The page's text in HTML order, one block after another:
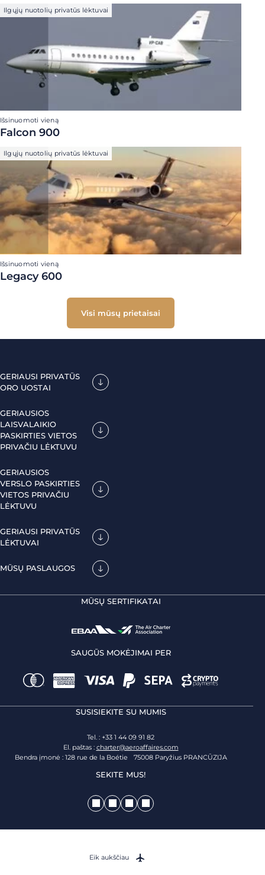
Ilgųjų nuotolių privatūs lėktuvai
Išsinuomoti vieną
Falcon 900
Ilgųjų nuotolių privatūs lėktuvai
Išsinuomoti vieną
Legacy 600
Visi mūsų prietaisai
GERIAUSI PRIVATŪS
ORO UOSTAI
GERIAUSIOS
LAISVALAIKIO
PASKIRTIES VIETOS
PRIVAČIU LĖKTUVU
GERIAUSIOS
VERSLO PASKIRTIES
VIETOS PRIVAČIU
LĖKTUVU
GERIAUSI PRIVATŪS
LĖKTUVAI
MŪSŲ PASLAUGOS
MŪSŲ SERTIFIKATAI
SAUGŪS MOKĖJIMAI PER
SUSISIEKITE SU MUMIS
Tel. : +33 1 44 09 91 82
El. paštas : charter@aeroaffaires.com
Bendra įmonė : 128 rue de la Boétie 75008 Paryžius PRANCŪZIJA
SEKITE MUS!
Eik aukščiau